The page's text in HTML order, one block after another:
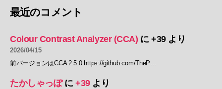
最近のコメント
Colour Contrast Analyzer (CCA) に+39より
2026/04/15
前バージョンはCCA 2.5.0 https://github.com/TheP…
たかしゃっぽに +39より